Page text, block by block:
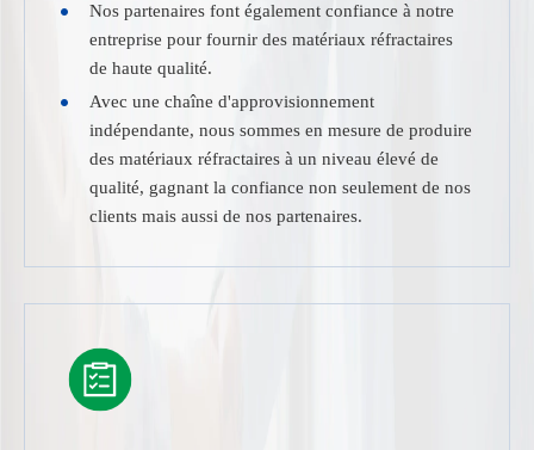
Nos partenaires font également confiance à notre
entreprise pour fournir des matériaux réfractaires
de haute qualité.
Avec une chaîne d'approvisionnement
indépendante, nous sommes en mesure de produire
des matériaux réfractaires à un niveau élevé de
qualité, gagnant la confiance non seulement de nos
clients mais aussi de nos partenaires.